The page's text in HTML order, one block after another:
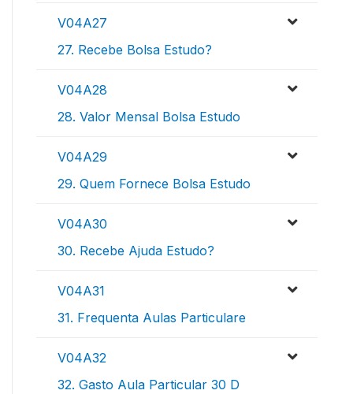
V04A27
27. Recebe Bolsa Estudo?
V04A28
28. Valor Mensal Bolsa Estudo
V04A29
29. Quem Fornece Bolsa Estudo
V04A30
30. Recebe Ajuda Estudo?
V04A31
31. Frequenta Aulas Particulare
V04A32
32. Gasto Aula Particular 30 D